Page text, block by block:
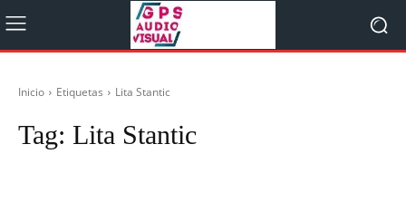
Inicio Etiquetas Lita Stantic
Tag: Lita Stantic